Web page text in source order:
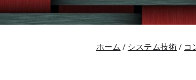
ホーム システム技術 コ